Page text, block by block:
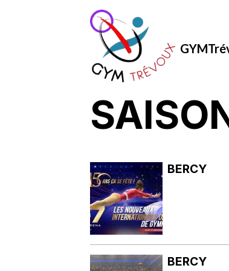
BERCY
BERCY